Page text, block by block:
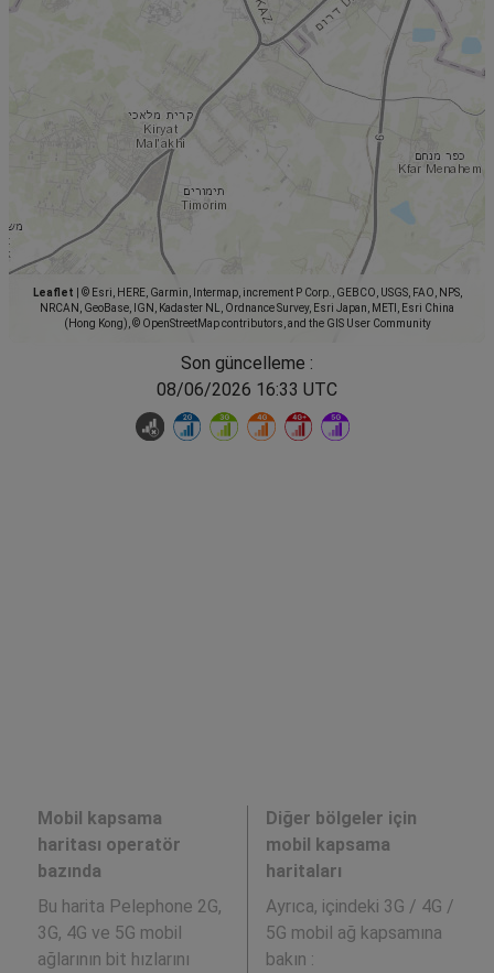
Leaflet
© Esri, HERE, Garmin, Intermap, increment P Corp., GEBCO, USGS, FAO, NPS,
NRCAN, GeoBase, IGN, Kadaster NL, Ordnance Survey, Esri Japan, METI, Esri China
(Hong Kong), © OpenStreetMap contributors, and the GIS User Community
Son güncelleme :
08/06/2026 16:33 UTC
Mobil kapsama
haritası operatör
bazında
Bu harita Pelephone 2G,
3G, 4G ve 5G mobil
ağlarının bit hızlarını
Diğer bölgeler için
mobil kapsama
haritaları
Ayrıca, içindeki 3G / 4G /
5G mobil ağ kapsamına
bakın :